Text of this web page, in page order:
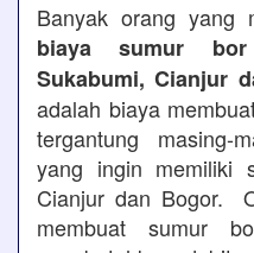
Banyak orang yang
biaya sumur
Sukabumi, Cianjur
adalah biaya
tergantung masing-
yang ingin memiliki
Cianjur dan Bogor.
membuat sumur